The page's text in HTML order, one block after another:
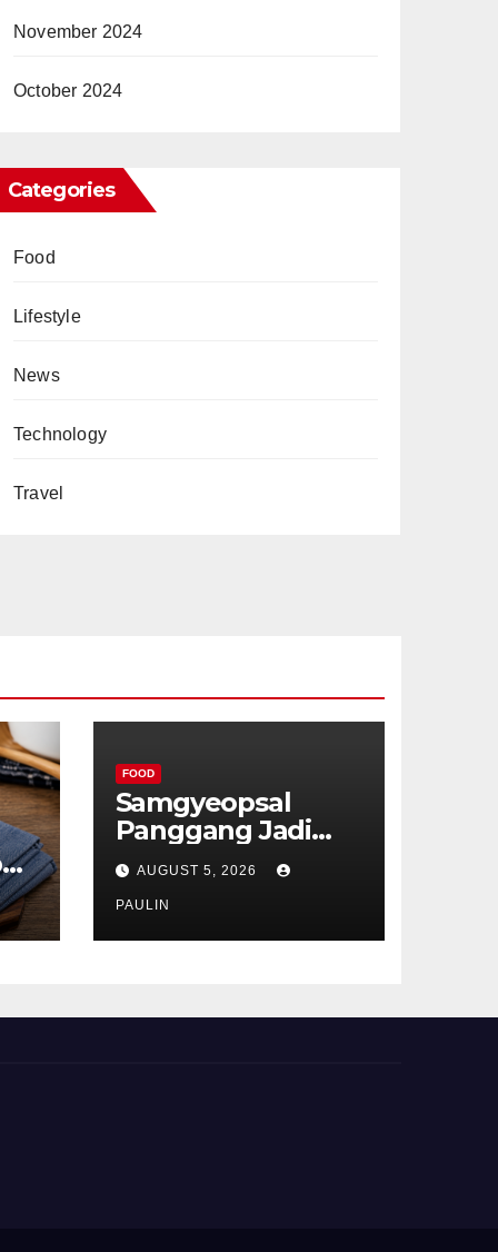
November 2024
October 2024
Categories
Food
Lifestyle
News
Technology
Travel
FOOD
Samgyeopsal
Panggang Jadi
Favorit Pecinta
Kuliner Korea
AUGUST 5, 2026
PAULIN